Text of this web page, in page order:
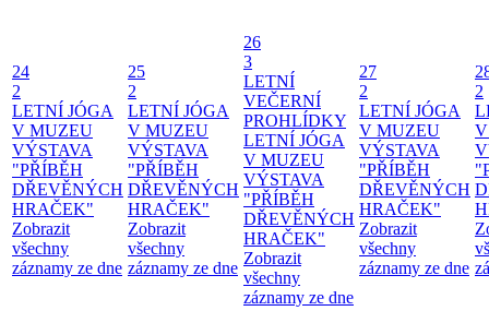
24
2
LETNÍ JÓGA
V MUZEU
VÝSTAVA
"PŘÍBĚH
DŘEVĚNÝCH
HRAČEK"
Zobrazit
všechny
záznamy ze dne
25
2
LETNÍ JÓGA
V MUZEU
VÝSTAVA
"PŘÍBĚH
DŘEVĚNÝCH
HRAČEK"
Zobrazit
všechny
záznamy ze dne
26
3
LETNÍ
VEČERNÍ
PROHLÍDKY
LETNÍ JÓGA
V MUZEU
VÝSTAVA
"PŘÍBĚH
DŘEVĚNÝCH
HRAČEK"
Zobrazit
všechny
záznamy ze dne
27
2
LETNÍ JÓGA
V MUZEU
VÝSTAVA
"PŘÍBĚH
DŘEVĚNÝCH
HRAČEK"
Zobrazit
všechny
záznamy ze dne
2